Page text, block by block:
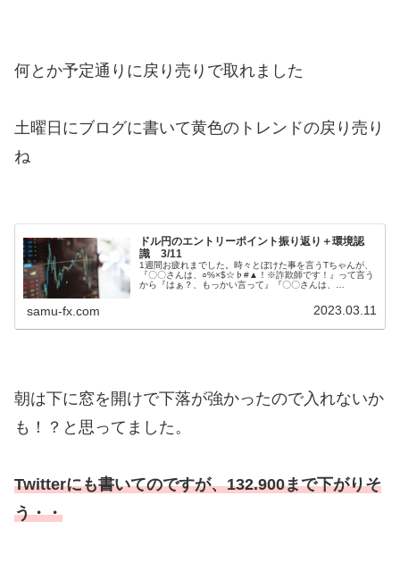
何とか予定通りに戻り売りで取れました
土曜日にブログに書いて黄色のトレンドの戻り売り
ね
ドル円のエントリーポイント振り返り＋環境認
識 3/11
1週間お疲れまでした。時々とぼけた事を言うTちゃんが、
『〇〇さんは、○%×$☆♭#▲！※詐欺師です！』って言う
から『はぁ？、もっかい言って』『〇〇さんは、
samu-fx.com 2023.03.11
朝は下に窓を開けで下落が強かったので入れないか
も！？と思ってました。
Twitterにも書いてのですが、132.900まで下がりそ
う・・